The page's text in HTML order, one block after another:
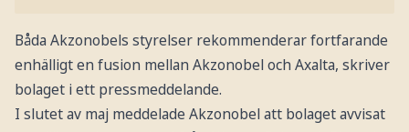
Båda Akzonobels styrelser rekommenderar fortfarande
enhälligt en fusion mellan Akzonobel och Axalta, skriver
bolaget i ett pressmeddelande.
I slutet av maj meddelade Akzonobel att bolaget avvisat